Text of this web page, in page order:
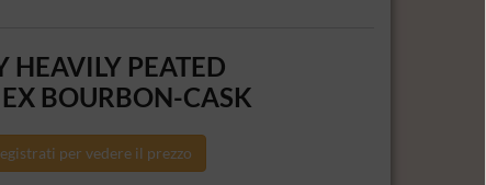
HEAVILY PEATED
BOURBON-CASK
per vedere il prezzo